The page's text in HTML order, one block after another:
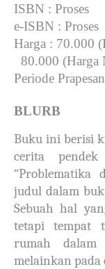
ISBN : Proses
e-ISBN : Proses
Harga : 70.000
80.000 (Harga
Periode Prapesan
BLURB
Buku ini berisi
cerita
“Problematika
judul dalam
Sebuah hal
tetapi tempat
rumah
melainkan pada